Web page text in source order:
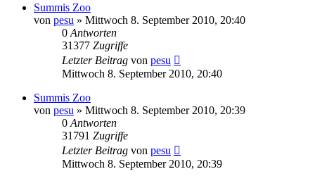
Summis Zoo
von pesu » Mittwoch 8. September 2010, 20:40
0 Antworten
31377 Zugriffe
Letzter Beitrag von pesu
Mittwoch 8. September 2010, 20:40
Summis Zoo
von pesu » Mittwoch 8. September 2010, 20:39
0 Antworten
31791 Zugriffe
Letzter Beitrag von pesu
Mittwoch 8. September 2010, 20:39